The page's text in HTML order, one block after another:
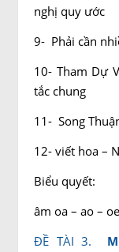
nghị quy ước
9- Phải cần
10- Tham Dự
tắc chung
11- Song
12- viết hoa –
Biểu quyết:
âm oa – ao –
ĐỀ TÀI 3.